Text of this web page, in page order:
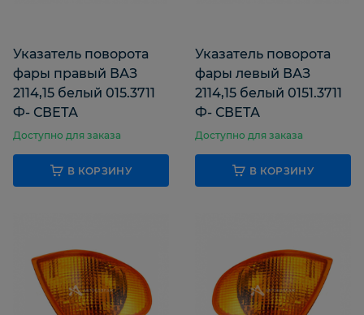
Указатель поворота
фары правый ВАЗ
2114,15 белый 015.3711
Ф- СВЕТА
Доступно для заказа
В КОРЗИНУ
Указатель поворота
фары левый ВАЗ
2114,15 белый 0151.3711
Ф- СВЕТА
Доступно для заказа
В КОРЗИНУ